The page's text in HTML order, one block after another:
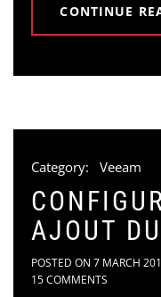
CONTINUE
Category: Veeam
AJOUT
POSTED ON 7 MARCH
15 COMMENTS